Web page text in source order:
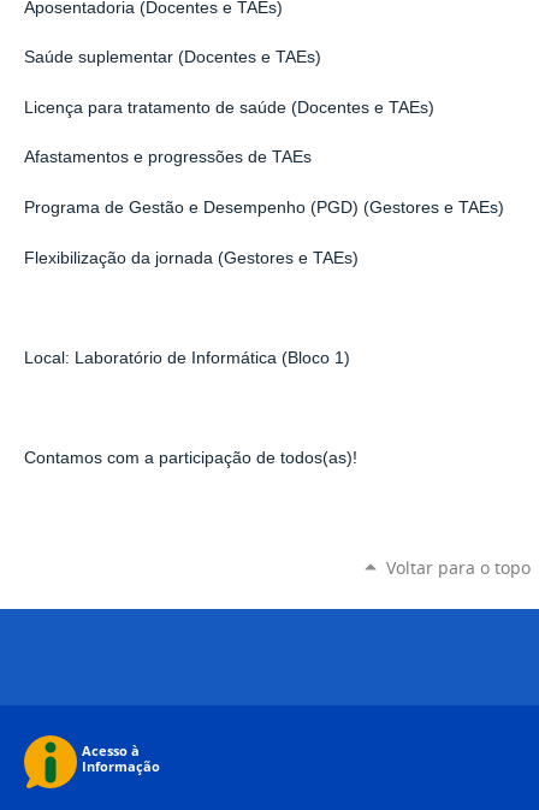
Aposentadoria (Docentes e TAEs)
Saúde suplementar (Docentes e TAEs)
Licença para tratamento de saúde (Docentes e TAEs)
Afastamentos e progressões de TAEs
Programa de Gestão e Desempenho (PGD) (Gestores e TAEs)
Flexibilização da jornada (Gestores e TAEs)
Local: Laboratório de Informática (Bloco 1)
Contamos com a participação de todos(as)!
Voltar para o topo